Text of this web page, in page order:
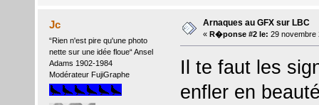
Jc
“Rien n'est pire qu'une photo
nette sur une idée floue“ Ansel
Adams 1902-1984
Modérateur FujiGraphe
Arnaques au GFX sur LBC
« R�ponse #2 le: 29 novembre
Il te faut les
enfler en